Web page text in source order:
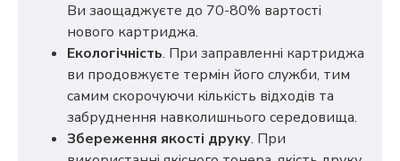
Ви заощаджуєте до 70-80% вартості
нового картриджа.
Екологічність. При заправленні картриджа
ви продовжуєте термін його служби, тим
самим скорочуючи кількість відходів та
забруднення навколишнього середовища.
Збереження якості друку. При